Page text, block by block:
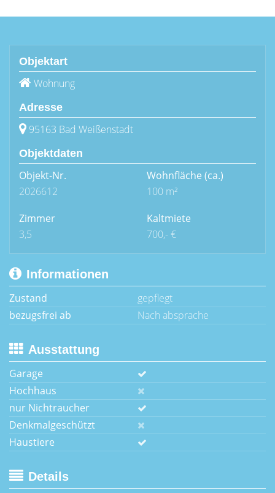
Objektart
Wohnung
Adresse
95163 Bad Weißenstadt
Objektdaten
Objekt-Nr.
2026612
Wohnfläche (ca.)
100 m²
Zimmer
3,5
Kaltmiete
700,- €
Informationen
Zustand
gepflegt
bezugsfrei ab
Nach absprache
Ausstattung
Garage
Hochhaus
nur Nichtraucher
Denkmalgeschützt
Haustiere
Details